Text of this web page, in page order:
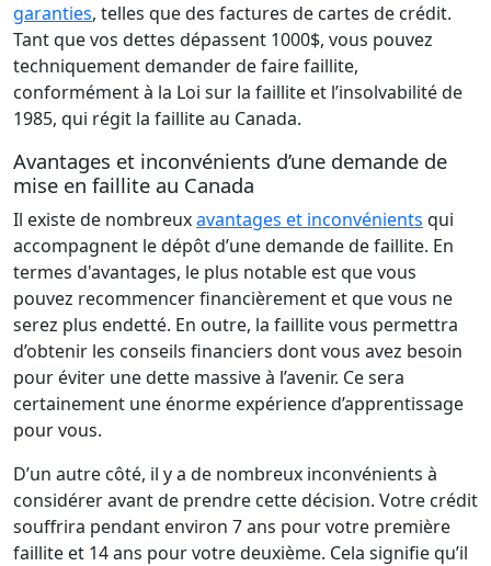
garanties, telles que des factures de cartes de crédit.
Tant que vos dettes dépassent 1000$, vous pouvez
techniquement demander de faire faillite,
conformément à la Loi sur la faillite et l’insolvabilité de
1985, qui régit la faillite au Canada.
Avantages et inconvénients d’une demande de
mise en faillite au Canada
Il existe de nombreuxavantages et inconvénients qui
accompagnent le dépôt d’une demande de faillite. En
termes d'avantages, le plus notable est que vous
pouvez recommencer financièrement et que vous ne
serez plus endetté. En outre, la faillite vous permettra
d’obtenir les conseils financiers dont vous avez besoin
pour éviter une dette massive à l’avenir. Ce sera
certainement une énorme expérience d’apprentissage
pour vous.
D’un autre côté, il y a de nombreux inconvénients à
considérer avant de prendre cette décision. Votre crédit
souffrira pendant environ 7 ans pour votre première
faillite et 14 ans pour votre deuxième. Cela signifie qu’il